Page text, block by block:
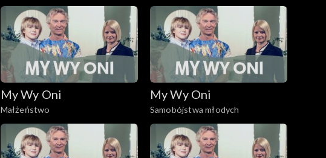
domowa?
My Wy Oni
Małżeństwo
My Wy Oni
Samobójstwa młodych